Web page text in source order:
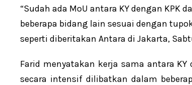
“Sudah ada MoU antara KY dengan KPK
beberapa bidang lain sesuai dengan
seperti diberitakan Antara di Jakarta,
Farid menyatakan kerja sama antara KY
secara intensif dilibatkan dalam